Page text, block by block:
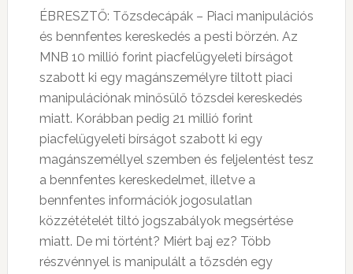
ÉBRESZTŐ: Tőzsdecápák – Piaci manipulációs
és bennfentes kereskedés a pesti börzén. Az
MNB 10 millió forint piacfelügyeleti bírságot
szabott ki egy magánszemélyre tiltott piaci
manipulációnak minősülő tőzsdei kereskedés
miatt. Korábban pedig 21 millió forint
piacfelügyeleti bírságot szabott ki egy
magánszeméllyel szemben és feljelentést tesz
a bennfentes kereskedelmet, illetve a
bennfentes információk jogosulatlan
közzétételét tiltó jogszabályok megsértése
miatt. De mi történt? Miért baj ez? Több
részvénnyel is manipulált a tőzsdén egy